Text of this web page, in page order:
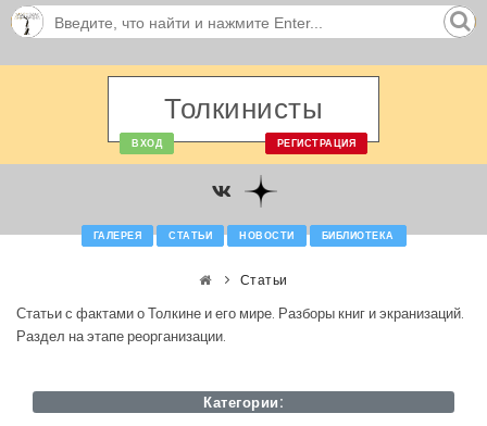
Толкинисты
ВХОД РЕГИСТРАЦИЯ
ГАЛЕРЕЯ СТАТЬИ НОВОСТИ БИБЛИОТЕКА
Статьи
Статьи с фактами о Толкине и его мире. Разборы книг и экранизаций.
Раздел на этапе реорганизации.
Категории: